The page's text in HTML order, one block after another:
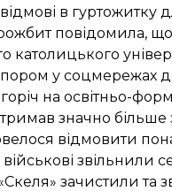
в гуртожитку
повідомила, що
католицького
у соцмережах
на освітньо-
значно більше
відмовити
військові звільнили
зачистили та